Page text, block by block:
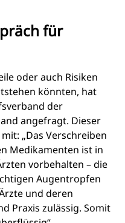
für
oder auch Risiken
könnten, hat
der
angefragt. Dieser
„Das Verschreiben
Medikamenten ist in
vorbehalten – die
Augentropfen
und deren
Praxis zulässig. Somit